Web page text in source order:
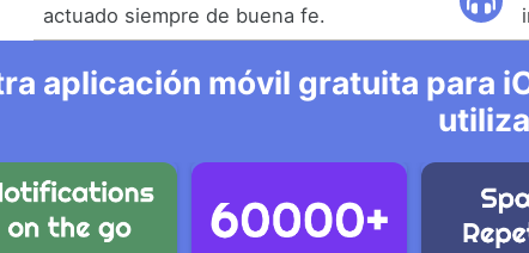
actuado siempre de buena fe.
aplicación móvil gratuita para